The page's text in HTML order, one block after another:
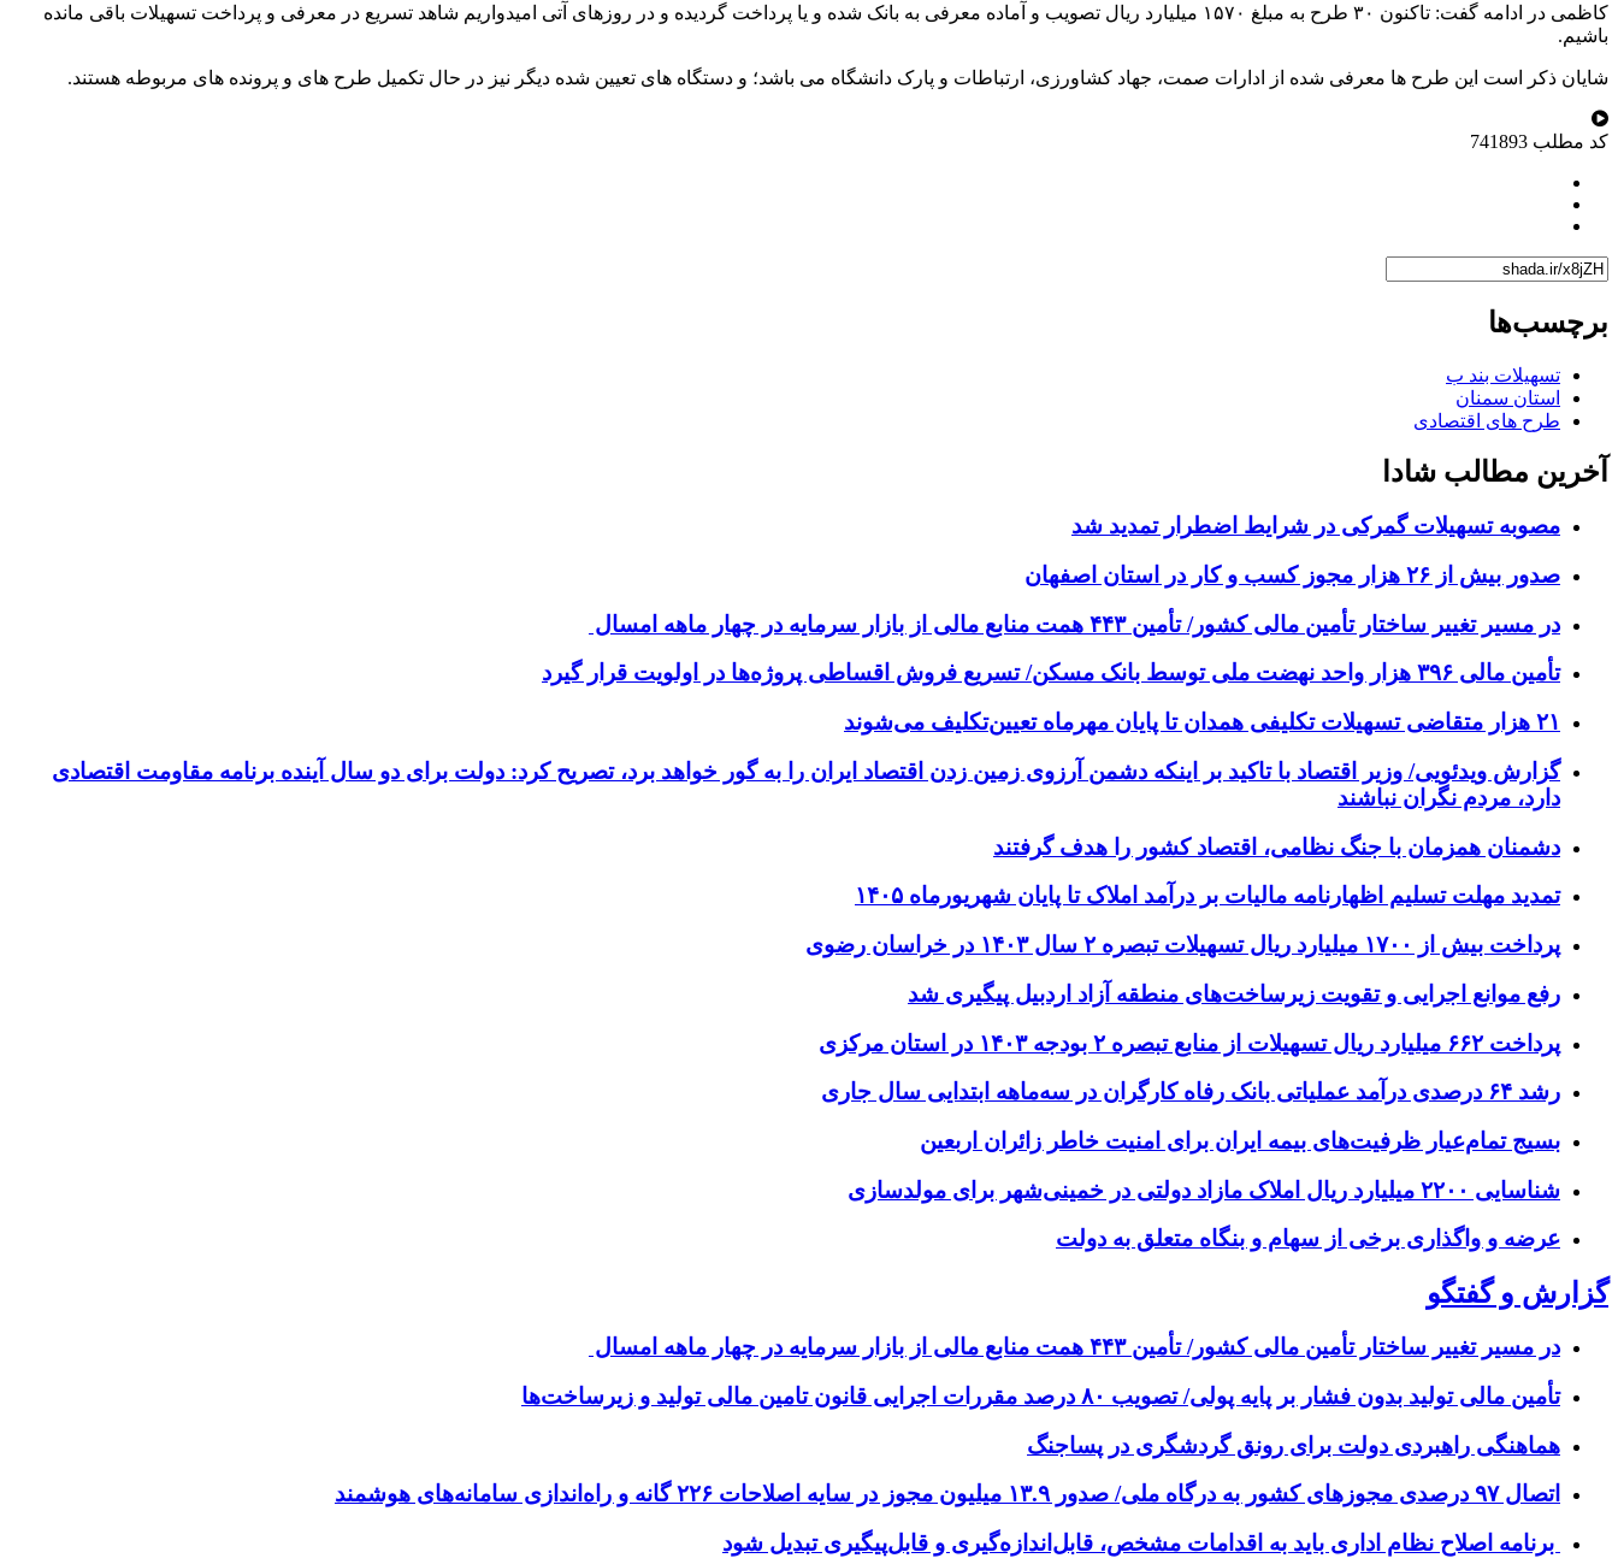
کاظمی در ادامه گفت: تاکنون ۳۰ طرح به مبلغ ۱۵۷۰ میلیارد ریال تصویب و آماده معرفی به بانک شده و یا پرداخت گردیده و در روزهای آتی امیدواریم شاهد تسریع در معرفی و پرداخت تسهیلات باقی مانده
باشیم.
شایان ذکر است این طرح ها معرفی شده از ادارات صمت، جهاد کشاورزی، ارتباطات و پارک دانشگاه می باشد؛ و دستگاه های تعیین شده دیگر نیز در حال تکمیل طرح های و پرونده های مربوطه هستند.
کد مطلب 741893
برچسب‌ها
تسهیلات بند ب
استان سمنان
طرح های اقتصادی
آخرین مطالب شادا
مصوبه تسهیلات گمرکی در شرایط اضطرار تمدید شد
صدور بیش از ۲۶ هزار مجوز کسب‌ و کار در استان اصفهان
در مسیر تغییر ساختار تأمین مالی کشور/ تأمین ۴۴۳ همت منابع مالی از بازار سرمایه در چهار ماهه امسال
تأمین مالی ۳۹۶ هزار واحد نهضت ملی توسط بانک مسکن/ تسریع فروش اقساطی پروژه‌ها در اولویت قرار گیرد
۲۱ هزار متقاضی تسهیلات تکلیفی همدان تا پایان مهرماه تعیین‌تکلیف می‌شوند
گزارش ویدئویی/ وزیر اقتصاد با تاکید بر اینکه دشمن آرزوی زمین زدن اقتصاد ایران را به گور خواهد برد، تصریح کرد: دولت برای دو سال آینده برنامه مقاومت اقتصادی
دارد، مردم نگران نباشند
دشمنان همزمان با جنگ نظامی، اقتصاد کشور را هدف گرفتند
تمدید مهلت تسلیم اظهارنامه مالیات بر درآمد املاک تا پایان شهریورماه ۱۴۰۵
پرداخت بیش از ۱۷۰۰ میلیارد ریال تسهیلات تبصره ۲ سال ۱۴۰۳ در خراسان رضوی
رفع موانع اجرایی و تقویت زیرساخت‌های منطقه آزاد اردبیل پیگیری شد
پرداخت ۶۶۲ میلیارد ریال تسهیلات از منابع تبصره ۲ بودجه ۱۴۰۳ در استان مرکزی
رشد ۶۴ درصدی درآمد عملیاتی بانک رفاه کارگران در سه‌ماهه ابتدایی سال جاری
بسیج تمام‌عیار ظرفیت‌های بیمه ایران برای امنیت خاطر زائران اربعین
شناسایی ۲۲۰۰ میلیارد ریال املاک مازاد دولتی در خمینی‌شهر برای مولدسازی
عرضه و واگذاری برخی از سهام و بنگاه متعلق به دولت
گزارش و گفتگو
در مسیر تغییر ساختار تأمین مالی کشور/ تأمین ۴۴۳ همت منابع مالی از بازار سرمایه در چهار ماهه امسال
تأمین مالی تولید بدون فشار بر پایه پولی/ تصویب ۸۰ درصد مقررات اجرایی قانون تامین مالی تولید و زیرساخت‌ها
هماهنگی راهبردی دولت برای رونق گردشگری در پساجنگ
اتصال ۹۷ درصدی مجوزهای کشور به درگاه ملی/ صدور ۱۳.۹ میلیون مجوز در سایه اصلاحات ۲۲۶ گانه و راه‌اندازی سامانه‌های هوشمند
برنامه اصلاح نظام اداری باید به اقدامات مشخص، قابل‌اندازه‌گیری و قابل‌پیگیری تبدیل شود